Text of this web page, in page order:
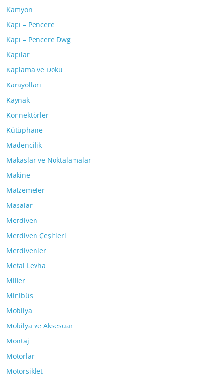
Kamyon
Kapı – Pencere
Kapı – Pencere Dwg
Kapılar
Kaplama ve Doku
Karayolları
Kaynak
Konnektörler
Kütüphane
Madencilik
Makaslar ve Noktalamalar
Makine
Malzemeler
Masalar
Merdiven
Merdiven Çeşitleri
Merdivenler
Metal Levha
Miller
Minibüs
Mobilya
Mobilya ve Aksesuar
Montaj
Motorlar
Motorsiklet